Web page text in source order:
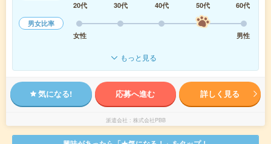
20代
30代 40代 50代
60代
男女比率
女性
男性
もっと見る
気になる! 応募へ進む 詳しく見る
派遣会社 株式会社PBB